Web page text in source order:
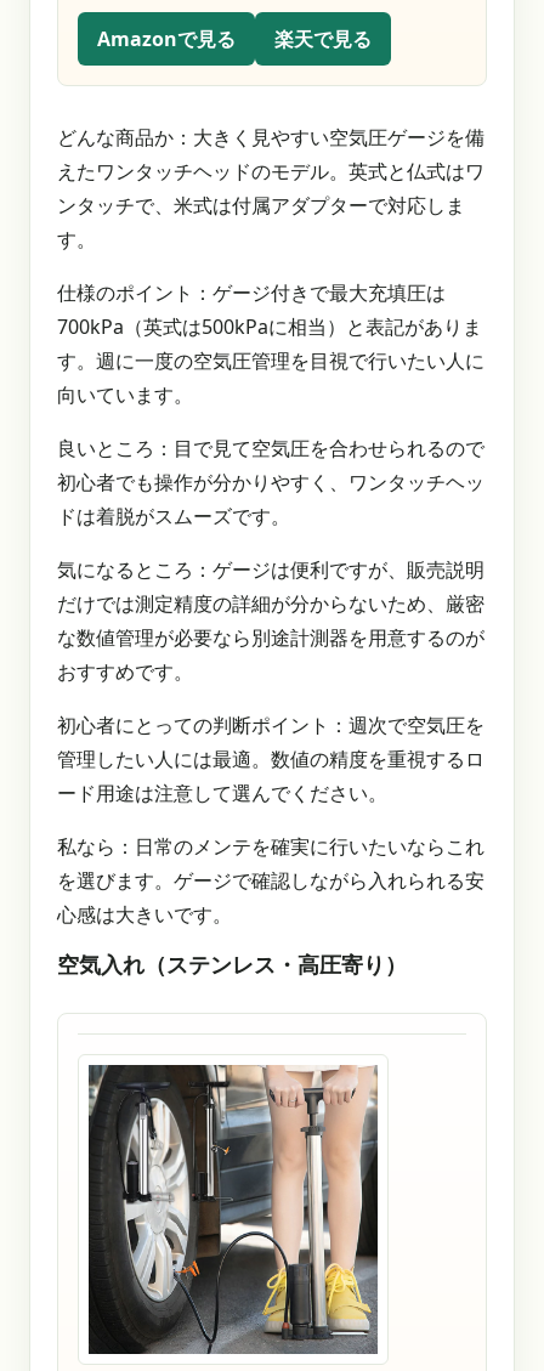
Amazonで見る 楽天で見る
どんな商品か：大きく見やすい空気圧ゲージを備
えたワンタッチヘッドのモデル。英式と仏式はワ
ンタッチで、米式は付属アダプターで対応しま
す。
仕様のポイント：ゲージ付きで最大充填圧は
700kPa（英式は500kPaに相当）と表記がありま
す。週に一度の空気圧管理を目視で行いたい人に
向いています。
良いところ：目で見て空気圧を合わせられるので
初心者でも操作が分かりやすく、ワンタッチヘッ
ドは着脱がスムーズです。
気になるところ：ゲージは便利ですが、販売説明
だけでは測定精度の詳細が分からないため、厳密
な数値管理が必要なら別途計測器を用意するのが
おすすめです。
初心者にとっての判断ポイント：週次で空気圧を
管理したい人には最適。数値の精度を重視するロ
ード用途は注意して選んでください。
私なら：日常のメンテを確実に行いたいならこれ
を選びます。ゲージで確認しながら入れられる安
心感は大きいです。
空気入れ（ステンレス・高圧寄り）